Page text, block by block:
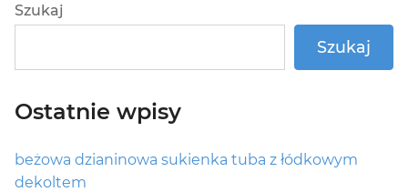
Szukaj
Szukaj
Ostatnie wpisy
beżowa dzianinowa sukienka tuba z łódkowym
dekoltem